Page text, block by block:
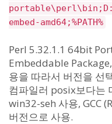
embed-amd64;%PATH%
Perl 5.32.1.1 64bit
Embeddable
용을 따라서 버전을 선
컴파일러 posix보다는
win32-seh 사용, GCC
버전으로 사용.